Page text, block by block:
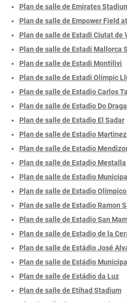
Plan de salle de Emirates
Plan de salle de Empower Field
Plan de salle de Estadi Ciutat de
Plan de salle de Estadi Mallorca
Plan de salle de Estadi Montilivi
Plan de salle de Estadi Olímpic
Plan de salle de Estadio Carlos
Plan de salle de Estadio Do
Plan de salle de Estadio El Sadar
Plan de salle de Estadio
Plan de salle de Estadio
Plan de salle de Estadio Mestalla
Plan de salle de Estadio
Plan de salle de Estadio
Plan de salle de Estadio Ramon
Plan de salle de Estadio San
Plan de salle de Estadio de la
Plan de salle de Estádio José
Plan de salle de Estádio
Plan de salle de Estádio da Luz
Plan de salle de Etihad Stadium